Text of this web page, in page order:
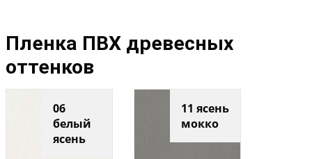
Пленка ПВХ древесных
оттенков
06
белый
ясень
11 ясень
мокко